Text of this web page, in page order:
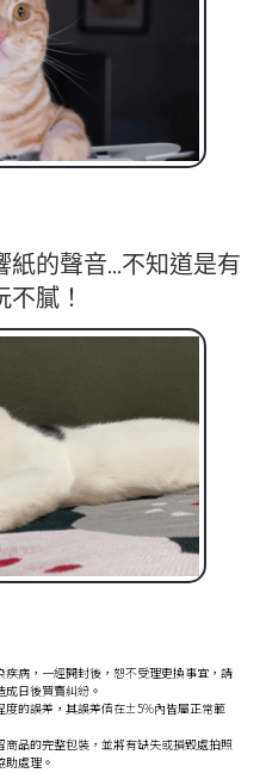
紙的聲音...不知道是有
膩！
病，一經開封後，恕不受理更換事宜，請
日後買賣糾紛。
的誤差，其誤差值在±5%內皆屬正常範
品的完整包裝，並將有缺失或損毀處拍照
處理。